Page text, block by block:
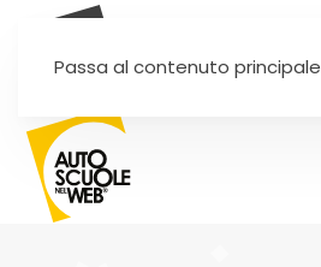
Passa al contenuto principale